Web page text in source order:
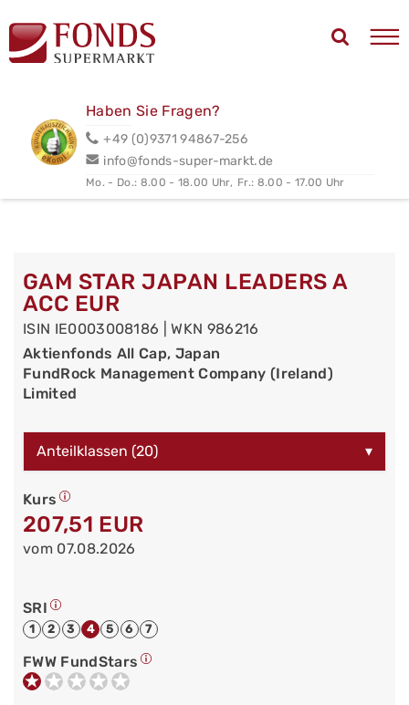
Haben Sie Fragen?
+49 (0)9371 94867-256
info@fonds-super-markt.de
Mo. - Do.: 8.00 - 18.00 Uhr, Fr.: 8.00 - 17.00 Uhr
GAM STAR JAPAN LEADERS A
ACC EUR
ISIN IE0003008186 | WKN 986216
Aktienfonds All Cap, Japan
FundRock Management Company (Ireland)
Limited
Anteilklassen (20) ▾
Kurs
207,51 EUR
vom 07.08.2026
SRI
1 2 3 4 5 6 7
FWW FundStars